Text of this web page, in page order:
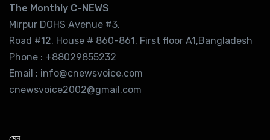
The Monthly C-NEWS
Mirpur DOHS Avenue #3.
Road #12. House # 860-861. First floor A1,Bangladesh
Phone : +88029855232
Email : info@cnewsvoice.com
cnewsvoice2002@gmail.com